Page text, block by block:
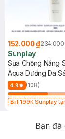
152.000 ₫234.000
Sunplay
Sữa Chống Nắng
Aqua Dưỡng Da
4.9 (108)
Bill 199K Sunplay
Bạn đã